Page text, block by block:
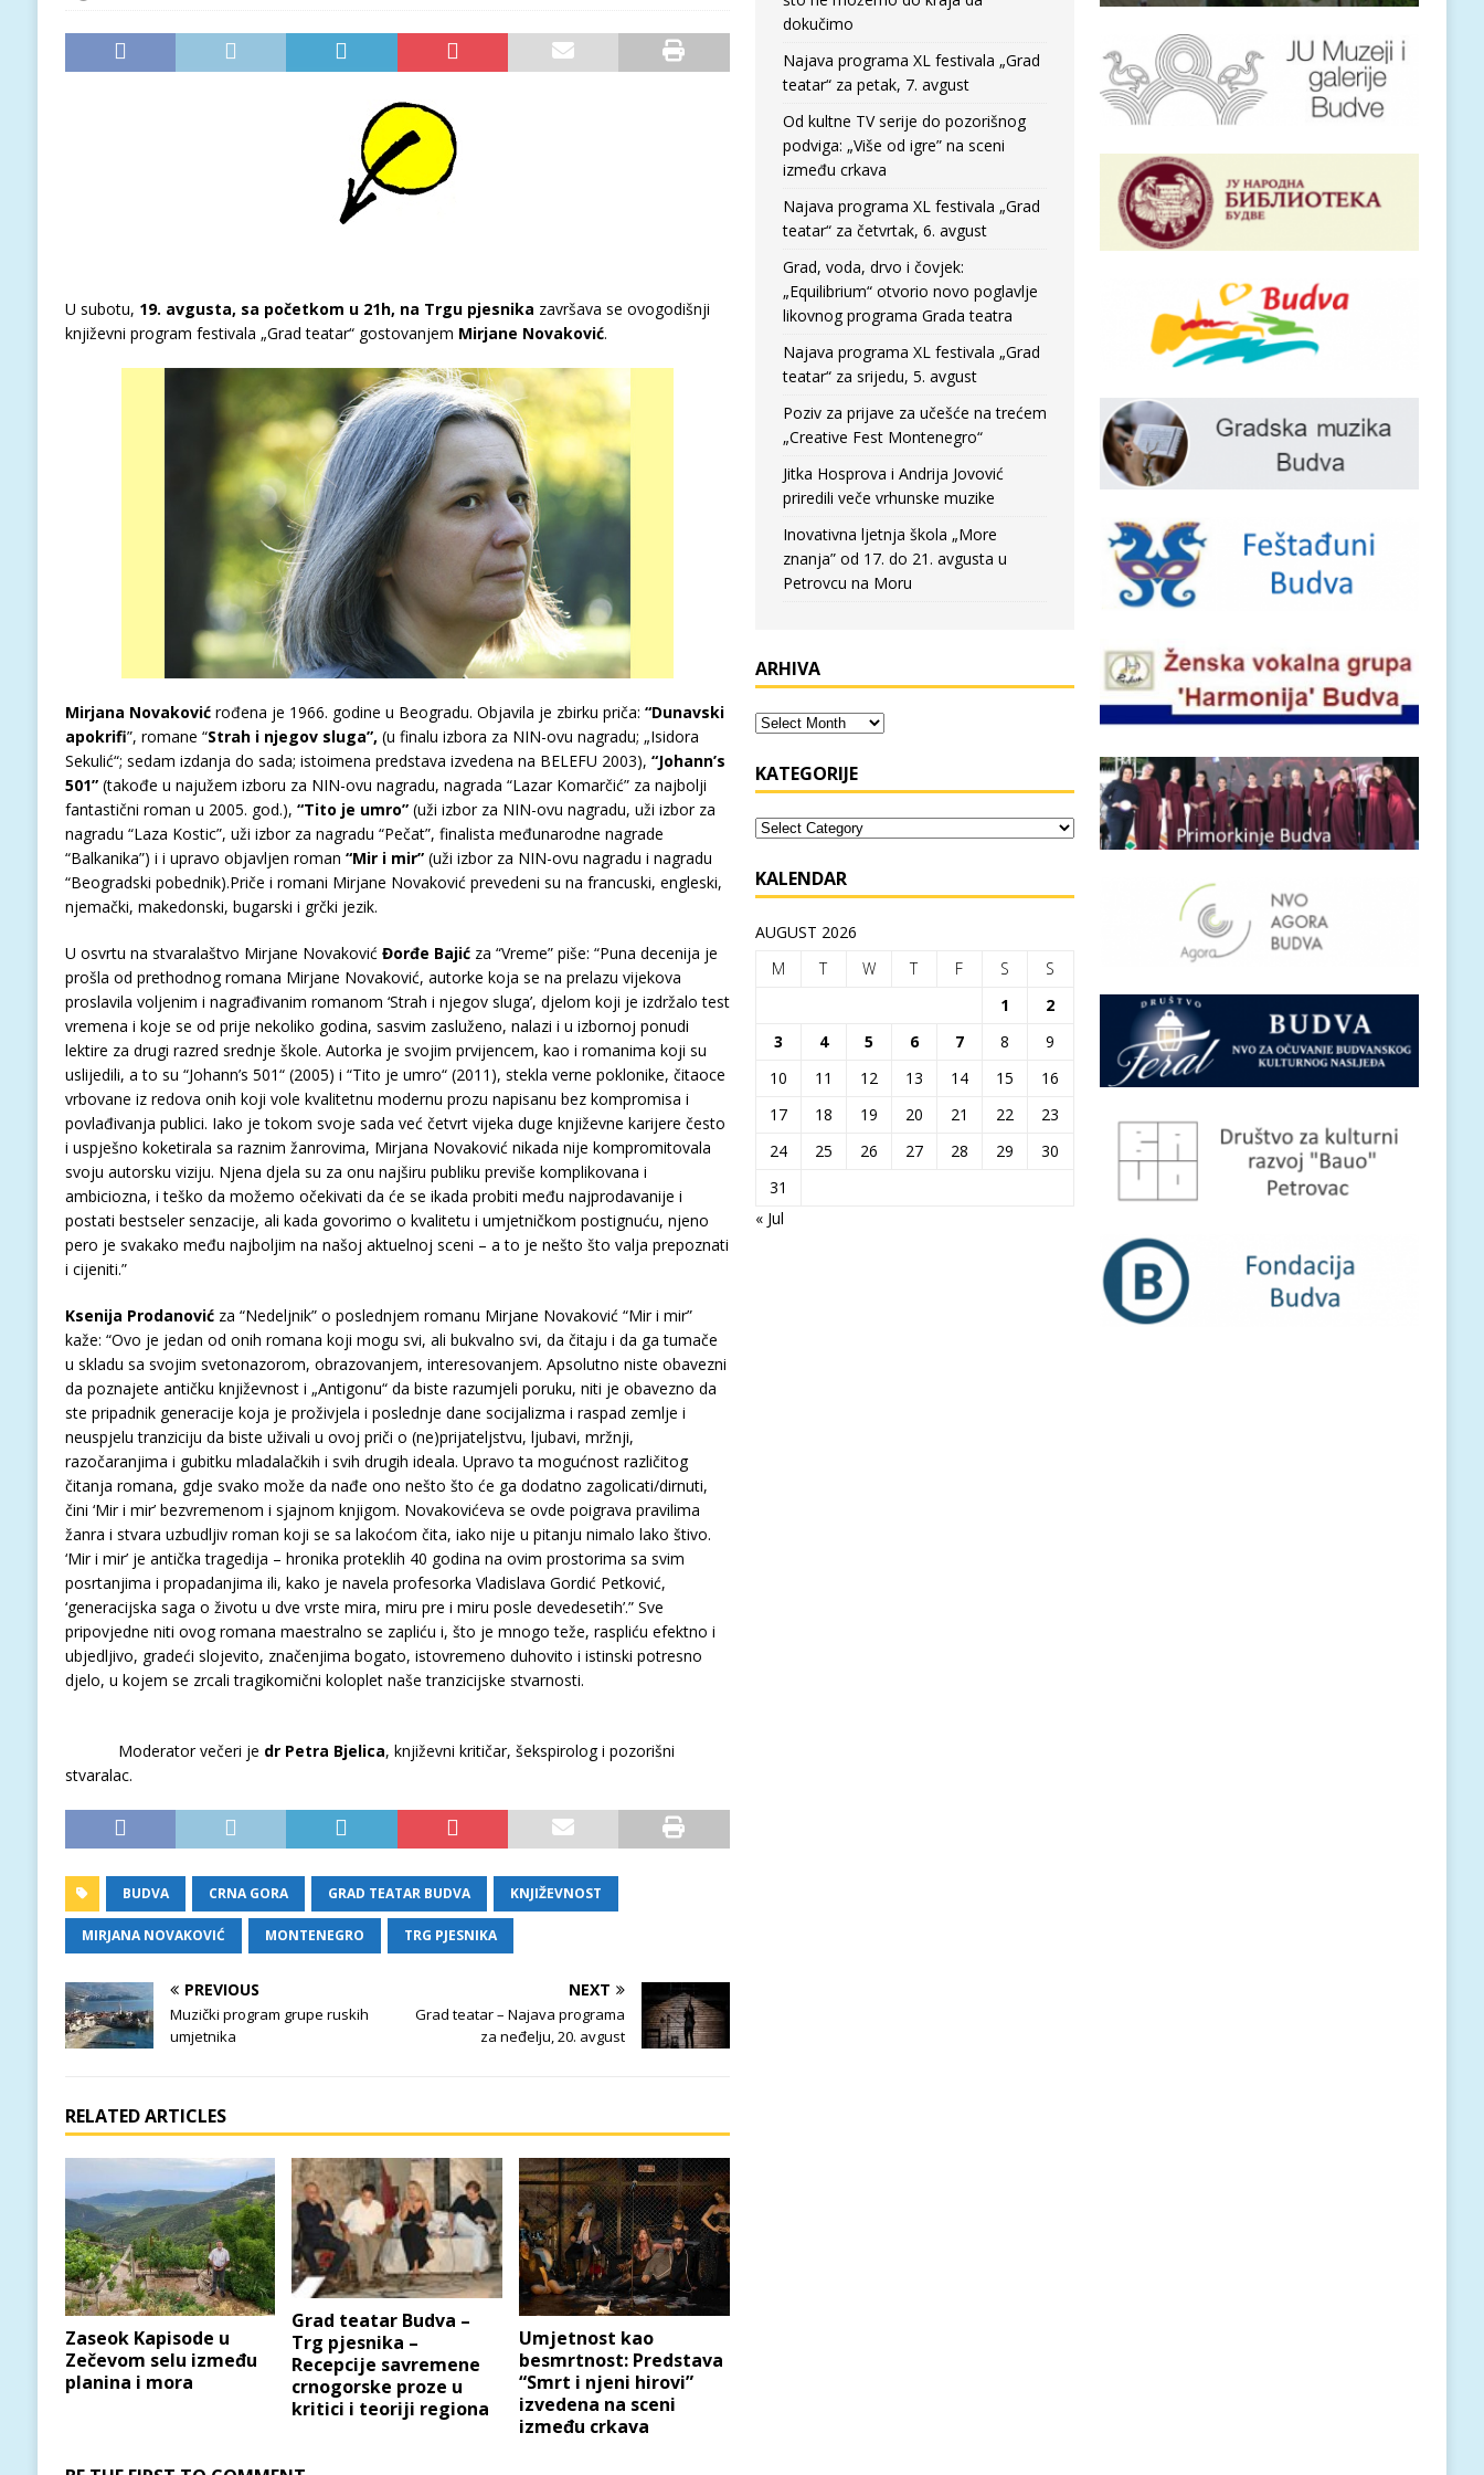
U subotu, 19. avgusta, sa početkom u 21h, na Trgu pjesnika završava se ovogodišnji
književni program festivala „Grad teatar“ gostovanjem Mirjane Novaković.
Mirjana Novakovićrođena je 1966. godine u Beogradu. Objavila je zbirku priča: “Dunavski
apokrifi”, romane “Strah i njegov sluga”, (u finalu izbora za NIN-ovu nagradu; „Isidora
Sekulić“; sedam izdanja do sada; istoimena predstava izvedena na BELEFU 2003), “Johann’s
501”(takođe u najužem izboru za NIN-ovu nagradu, nagrada “Lazar Komarčić” za najbolji
fantastični roman u 2005. god.), “Tito je umro”(uži izbor za NIN-ovu nagradu, uži izbor za
nagradu “Laza Kostic”, uži izbor za nagradu “Pečat”, finalista međunarodne nagrade
“Balkanika”) i i upravo objavljen roman “Mir i mir” (uži izbor za NIN-ovu nagradu i nagradu
“Beogradski pobednik).Priče i romani Mirjane Novaković prevedeni su na francuski, engleski,
njemački, makedonski, bugarski i grčki jezik.
U osvrtu na stvaralaštvo Mirjane Novaković Đorđe Bajićza “Vreme” piše: “Puna decenija je
prošla od prethodnog romana Mirjane Novaković, autorke koja se na prelazu vijekova
proslavila voljenim i nagrađivanim romanom ‘Strah i njegov sluga’, djelom koji je izdržalo test
vremena i koje se od prije nekoliko godina, sasvim zasluženo, nalazi i u izbornoj ponudi
lektire za drugi razred srednje škole. Autorka je svojim prvijencem, kao i romanima koji su
uslijedili, a to su “Johann’s 501“ (2005) i “Tito je umro“ (2011), stekla verne poklonike, čitaoce
vrbovane iz redova onih koji vole kvalitetnu modernu prozu napisanu bez kompromisa i
povlađivanja publici. Iako je tokom svoje sada već četvrt vijeka duge književne karijere često
i uspješno koketirala sa raznim žanrovima, Mirjana Novaković nikada nije kompromitovala
svoju autorsku viziju. Njena djela su za onu najširu publiku previše komplikovana i
ambiciozna, i teško da možemo očekivati da će se ikada probiti među najprodavanije i
postati bestseler senzacije, ali kada govorimo o kvalitetu i umjetničkom postignuću, njeno
pero je svakako među najboljim na našoj aktuelnoj sceni – a to je nešto što valja prepoznati
i cijeniti.”
Ksenija Prodanovićza “Nedeljnik” o poslednjem romanu Mirjane Novaković “Mir i mir”
kaže: “Ovo je jedan od onih romana koji mogu svi, ali bukvalno svi, da čitaju i da ga tumače
u skladu sa svojim svetonazorom, obrazovanjem, interesovanjem. Apsolutno niste obavezni
da poznajete antičku književnost i „Antigonu“ da biste razumjeli poruku, niti je obavezno da
ste pripadnik generacije koja je proživjela i poslednje dane socijalizma i raspad zemlje i
neuspjelu tranziciju da biste uživali u ovoj priči o (ne)prijateljstvu, ljubavi, mržnji,
razočaranjima i gubitku mladalačkih i svih drugih ideala. Upravo ta mogućnost različitog
čitanja romana, gdje svako može da nađe ono nešto što će ga dodatno zagolicati/dirnuti,
čini ‘Mir i mir’ bezvremenom i sjajnom knjigom. Novakovićeva se ovde poigrava pravilima
žanra i stvara uzbudljiv roman koji se sa lakoćom čita, iako nije u pitanju nimalo lako štivo.
‘Mir i mir’ je antička tragedija – hronika proteklih 40 godina na ovim prostorima sa svim
posrtanjima i propadanjima ili, kako je navela profesorka Vladislava Gordić Petković,
‘generacijska saga o životu u dve vrste mira, miru pre i miru posle devedesetih’.” Sve
pripovjedne niti ovog romana maestralno se zapliću i, što je mnogo teže, raspliću efektno i
ubjedljivo, gradeći slojevito, značenjima bogato, istovremeno duhovito i istinski potresno
djelo, u kojem se zrcali tragikomični koloplet naše tranzicijske stvarnosti.
Moderator večeri je dr Petra Bjelica, književni kritičar, šekspirolog i pozorišni
stvaralac.
BUDVA CRNA GORA GRAD TEATAR BUDVA KNJIŽEVNOST
MIRJANA NOVAKOVIĆ MONTENEGRO TRG PJESNIKA
PREVIOUS
Muzički program grupe ruskih
umjetnika
NEXT
Grad teatar – Najava programa
za neđelju, 20. avgust
RELATED ARTICLES
Zaseok Kapisode u
Zečevom selu između
planina i mora
Grad teatar Budva –
Trg pjesnika –
Recepcije savremene
crnogorske proze u
kritici i teoriji regiona
Umjetnost kao
besmrtnost: Predstava
“Smrt i njeni hirovi”
izvedena na sceni
između crkava
dokučimo
Najava programa XL festivala „Grad
teatar“ za petak, 7. avgust
Od kultne TV serije do pozorišnog
podviga: „Više od igre” na sceni
između crkava
Najava programa XL festivala „Grad
teatar“ za četvrtak, 6. avgust
Grad, voda, drvo i čovjek:
„Equilibrium“ otvorio novo poglavlje
likovnog programa Grada teatra
Najava programa XL festivala „Grad
teatar“ za srijedu, 5. avgust
Poziv za prijave za učešće na trećem
„Creative Fest Montenegro“
Jitka Hosprova i Andrija Jovović
priredili veče vrhunske muzike
Inovativna ljetnja škola „More
znanja” od 17. do 21. avgusta u
Petrovcu na Moru
ARHIVA
KATEGORIJE
KALENDAR
AUGUST 2026
M
T W T F S
S
1
2
3
4 5 6 7 8
9
10
11 12 13 14 15
16
17
18 19 20 21 22
23
24
25 26 27 28 29
30
31
« Jul